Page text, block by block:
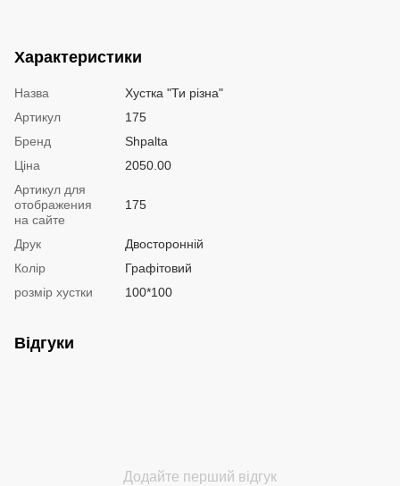
Характеристики
Назва
Хустка "Ти різна"
Артикул
175
Бренд
Shpalta
Ціна
2050.00
Артикул для
отображения
на сайте
175
Друк
Двосторонній
Колір
Графітовий
розмір хустки
100*100
Відгуки
Додайте перший відгук